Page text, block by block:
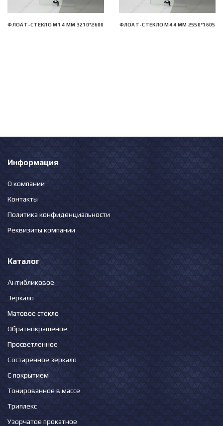
ФЛОАТ-СТЕКЛО М1 4 ММ 3210*2600 ФЛОАТ-СТЕКЛО М4 4 ММ 2550*1605
Информация
О компании
Контакты
Политика конфиденциальности
Реквизиты компании
Каталог
Антибликовое
Зеркало
Матовое стекло
Обратнокрашеное
Просветленное
Состаренное зеркало
С покрытием
Тонированное в массе
Триплекс
Узорчатое прокатное